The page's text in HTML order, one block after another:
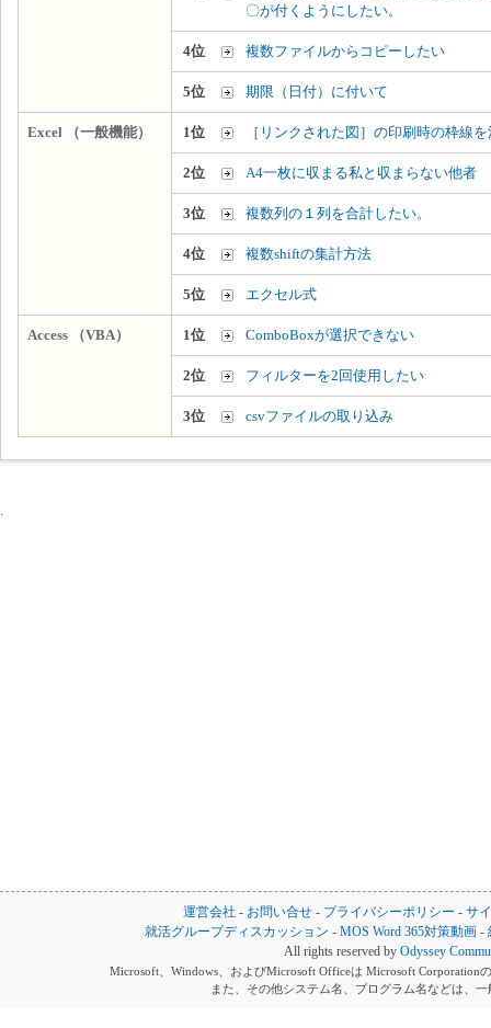
〇が付くようにしたい。
4位 複数ファイルからコピーしたい
5位 期限（日付）に付いて
Excel （一般機能） 1位 ［リンクされた図］の印刷時の枠線
2位 A4一枚に収まる私と収まらない他者
3位 複数列の１列を合計したい。
4位 複数shiftの集計方法
5位 エクセル式
Access （VBA） 1位 ComboBoxが選択できない
2位 フィルターを2回使用したい
3位 csvファイルの取り込み
運営会社 - お問い合せ - プライバシーポリシー - サ
就活グループディスカッション -MOS Word 365対策動画 -
All rights reserved by Odyssey
Microsoft、Windows、およびMicrosoft Officeは Microsoft Corporation
また、その他システム名、プログラム名などは、